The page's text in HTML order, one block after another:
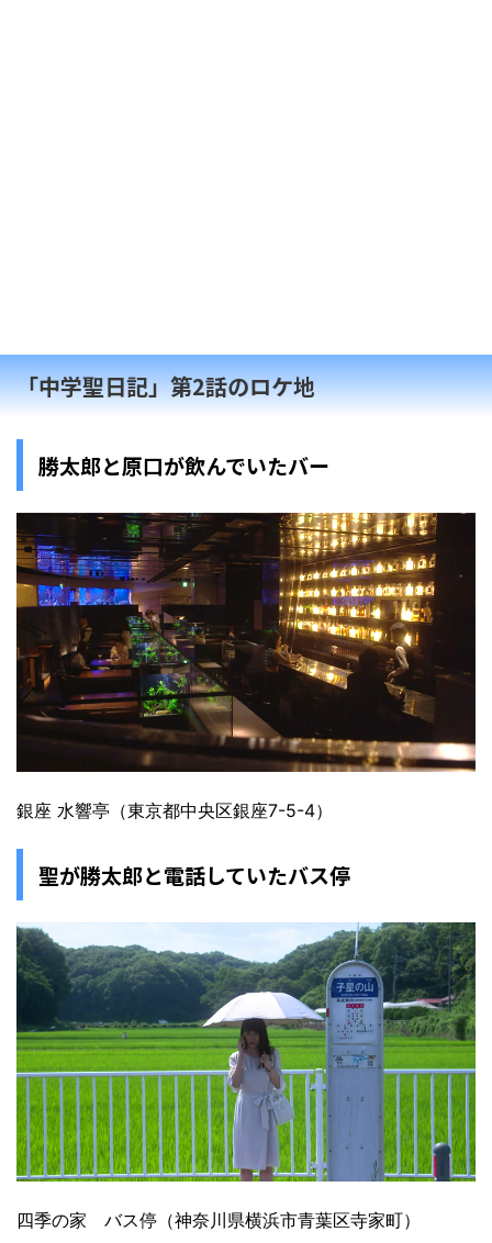
「中学聖日記」第2話のロケ地
勝太郎と原口が飲んでいたバー
銀座 水響亭（東京都中央区銀座7-5-4）
聖が勝太郎と電話していたバス停
四季の家 バス停（神奈川県横浜市青葉区寺家町）